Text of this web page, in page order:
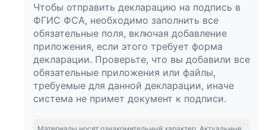
Чтобы отправить декларацию на подпись в
ФГИС ФСА, необходимо заполнить все
обязательные поля, включая добавление
приложения, если этого требует форма
декларации. Проверьте, что вы добавили все
обязательные приложения или файлы,
требуемые для данной декларации, иначе
система не примет документ к подписи.